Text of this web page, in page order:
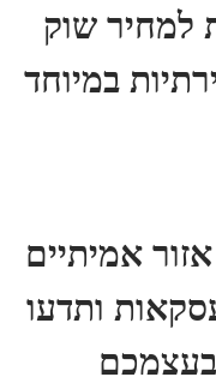
למחיר שוק
במיוחד
אמיתיים
ותדעו
בעצמכם